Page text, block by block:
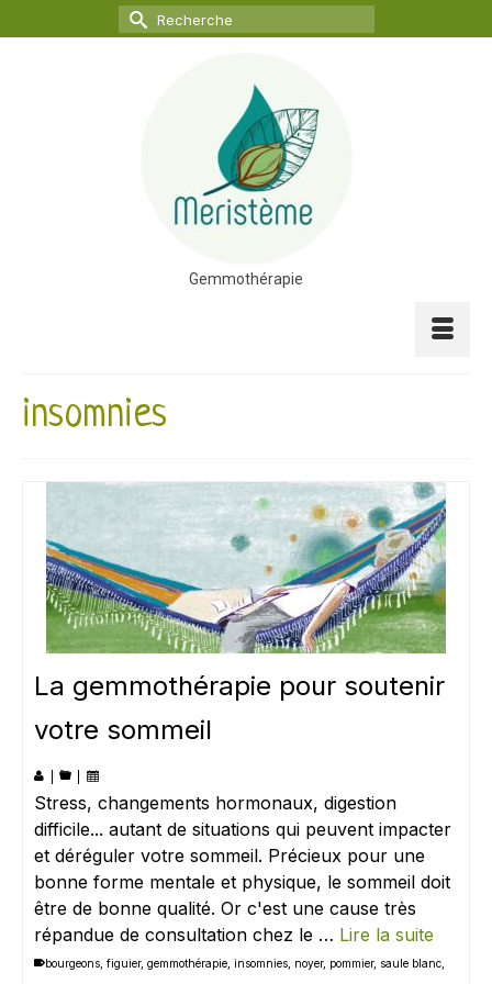
Rechercher :
Gemmothérapie
insomnies
La gemmothérapie pour soutenir
votre sommeil
Stress, changements hormonaux, digestion
difficile... autant de situations qui peuvent impacter
et déréguler votre sommeil. Précieux pour une
bonne forme mentale et physique, le sommeil doit
être de bonne qualité. Or c'est une cause très
répandue de consultation chez le … Lire la suite
bourgeons figuier, gemmothérapie insomnies noyer, pommier, saule blanc